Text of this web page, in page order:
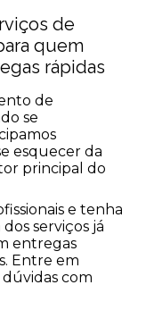
de
quem
rápidas
de
se
esquecer da
principal do
e tenha
serviços já
entregas
Entre em
com